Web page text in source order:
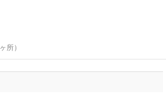
所）